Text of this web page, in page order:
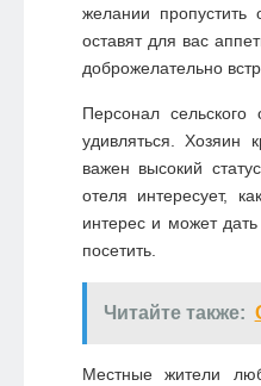
желании пропустить
оставят для вас
доброжелательно
Персонал
удивляться. Хозяин
важен высокий
отеля интересует,
интерес и может
посетить.
Читайте также:
Местные жители